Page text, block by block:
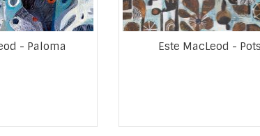
- Paloma Este MacLeod - Pots